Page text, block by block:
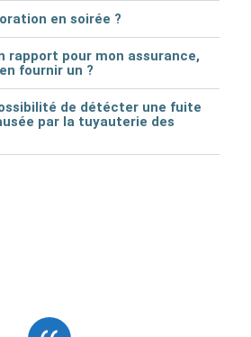
en soirée ?
rapport pour mon assurance,
fournir un ?
de détécter une fuite
par la tuyauterie des